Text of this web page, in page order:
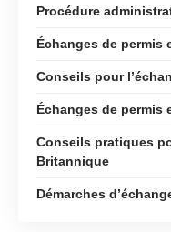
Procédure
Échanges de permis
Conseils pour
Échanges de permis
Conseils pratiques
Britannique
Démarches